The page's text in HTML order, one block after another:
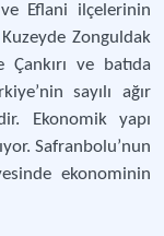
Eflani ilçelerinin
Zonguldak
ve batıda
sayılı ağır
Ekonomik yapı
Safranbolu’nun
ekonominin